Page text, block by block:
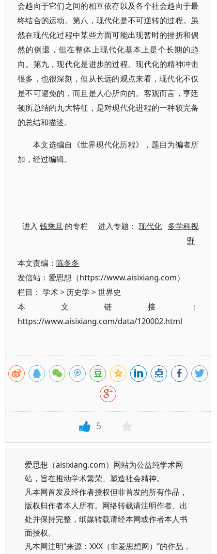
会趋向于它们之间的相互依存以及各个社会趋向于最
终结合的运动。第八，现代化是不可逆转的过程。虽
然在现代化过程中某些方面可能出现暂时的挫折和偶
然的倒退，但在整体上现代化基本上是个长期的趋
向。第九，现代化是进步的过程。现代化的精神冲击
很多，也很深刻，但从长远的观点来看，现代化不仅
是不可避免的，而且是人心所向的。客观而言，亨廷
顿所总结的九大特征，是对现代化进程的一种较完备
的总结和描述。
本文选编自《世界现代化历程》，题目为编者所
加，经过编辑。
进入钱乘旦 的专栏 进入专题：现代化 多学科视
野
本文责编： 陈冬冬
发信站：爱思想（https://www.aisixiang.com）
栏目： 学术> 历史学 >世界史
本文链接：
https://www.aisixiang.com/data/120002.html
5
爱思想（aisixiang.com）网站为公益纯学术网
站，旨在推动学术繁荣、塑造社会精神。
凡本网首发及经作者授权但非首发的所有作品，
版权归作者本人所有。网络转载请注明作者、出
处并保持完整，纸媒转载请经本网或作者本人书
面授权。
凡本网注明“来源：XXX（非爱思想网）”的作品，